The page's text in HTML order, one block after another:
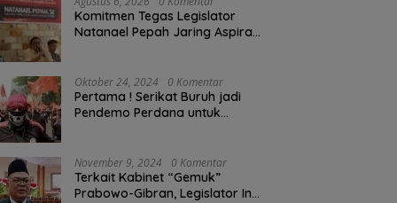
Komitmen Tegas Legislator
Natanael Pepah Jaring Aspirasi
Infrastruktur
Oktober 24, 2024 0 Komentar
Pertama ! Serikat Buruh jadi
Pendemo Perdana untuk
November 9, 2024 0 Komentar
Terkait Kabinet “Gemuk”
Prabowo-Gibran, Legislator Ini